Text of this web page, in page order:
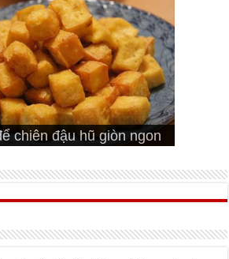
nước mắm trộn gỏi ngon
chiên đậu hũ giòn ngon
sườn non nướng ngon
thịt heo chiên ngon mềm
ướp sườn cơm tấm